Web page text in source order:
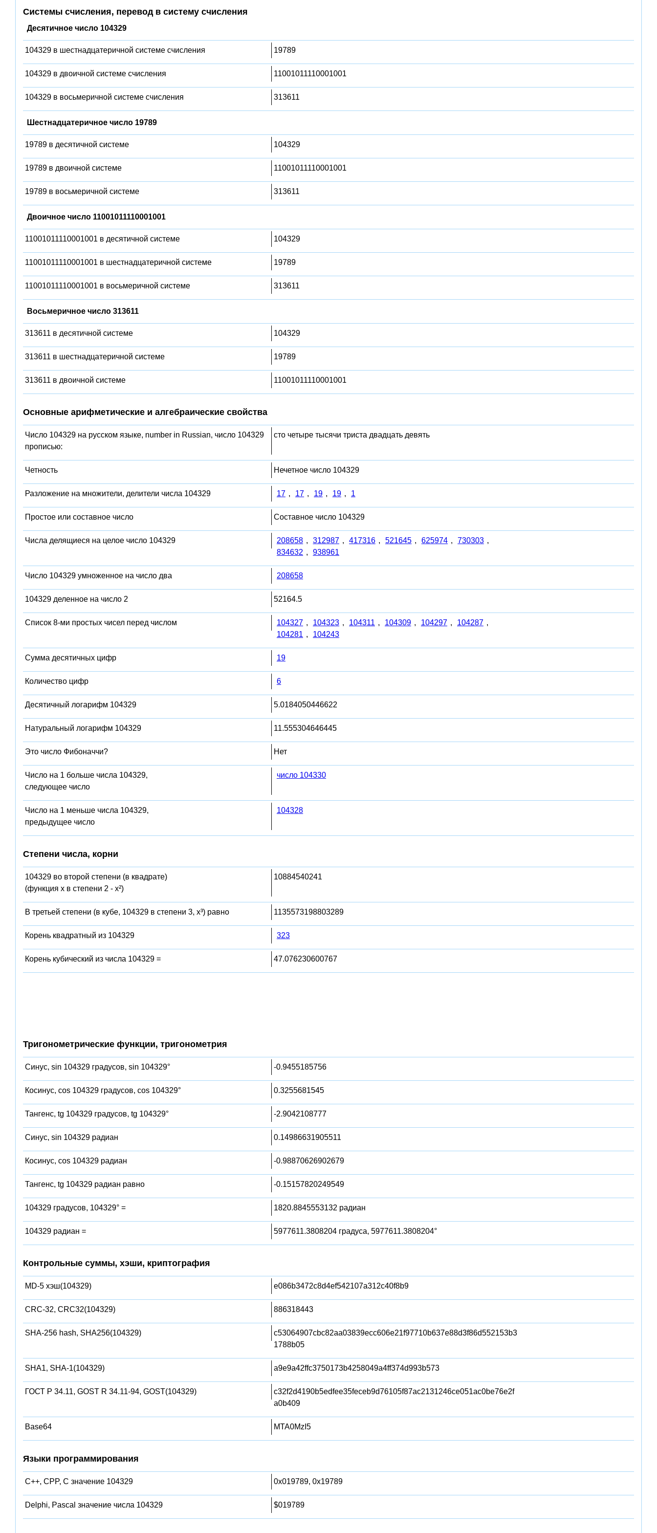
Системы счисления, перевод в систему счисления
Десятичное число 104329
104329 в шестнадцатеричной системе счисления 19789
104329 в двоичной системе счисления 11001011110001001
104329 в восьмеричной системе счисления 313611
Шестнадцатеричное число 19789
19789 в десятичной системе 104329
19789 в двоичной системе 11001011110001001
19789 в восьмеричной системе 313611
Двоичное число 11001011110001001
11001011110001001 в десятичной системе 104329
11001011110001001 в шестнадцатеричной системе 19789
11001011110001001 в восьмеричной системе 313611
Восьмеричное число 313611
313611 в десятичной системе 104329
313611 в шестнадцатеричной системе 19789
313611 в двоичной системе 11001011110001001
Основные арифметические и алгебраические свойства
Число 104329 на русском языке, number in Russian, число 104329
прописью:
сто четыре тысячи триста двадцать девять
Четность Нечетное число 104329
Разложение на множители, делители числа 104329 17 , 17 , 19 , 19 , 1
Простое или составное число Составное число 104329
Числа делящиеся на целое число 104329 208658 , 312987 , 417316 , 521645 , 625974 , 730303 ,
834632 , 938961
Число 104329 умноженное на число два 208658
104329 деленное на число 2 52164.5
Список 8-ми простых чисел перед числом 104327 , 104323 , 104311 , 104309 , 104297 , 104287 ,
104281 , 104243
Сумма десятичных цифр 19
Количество цифр 6
Десятичный логарифм 104329 5.0184050446622
Натуральный логарифм 104329 11.555304646445
Это число Фибоначчи? Нет
Число на 1 больше числа 104329,
следующее число
число 104330
Число на 1 меньше числа 104329,
предыдущее число
104328
Степени числа, корни
104329 во второй степени (в квадрате)
(функция x в степени 2 - x²)
10884540241
В третьей степени (в кубе, 104329 в степени 3, x³) равно 1135573198803289
Корень квадратный из 104329 323
Корень кубический из числа 104329 = 47.076230600767
Тригонометрические функции, тригонометрия
Синус, sin 104329 градусов, sin 104329° -0.9455185756
Косинус, cos 104329 градусов, cos 104329° 0.3255681545
Тангенс, tg 104329 градусов, tg 104329° -2.9042108777
Синус, sin 104329 радиан 0.14986631905511
Косинус, cos 104329 радиан -0.98870626902679
Тангенс, tg 104329 радиан равно -0.15157820249549
104329 градусов, 104329° = 1820.8845553132 радиан
104329 радиан = 5977611.3808204 градуса, 5977611.3808204°
Контрольные суммы, хэши, криптография
MD-5 хэш(104329) e086b3472c8d4ef542107a312c40f8b9
CRC-32, CRC32(104329) 886318443
SHA-256 hash, SHA256(104329)
c53064907cbc82aa03839ecc606e21f97710b637e88d3f86d552153b3
1788b05
SHA1, SHA-1(104329) a9e9a42ffc3750173b4258049a4ff374d993b573
ГОСТ Р 34.11, GOST R 34.11-94, GOST(104329)
c32f2d4190b5edfee35feceb9d76105f87ac2131246ce051ac0be76e2f
a0b409
Base64 MTA0MzI5
Языки программирования
C++, CPP, C значение 104329 0x019789, 0x19789
Delphi, Pascal значение числа 104329 $019789